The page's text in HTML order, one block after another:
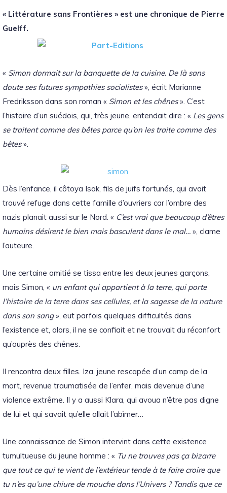
« Littérature sans Frontières » est une chronique de Pierre
Guelff.
« Simon dormait sur la banquette de la cuisine. De là sans
doute ses futures sympathies socialistes», écrit Marianne
Fredriksson dans son roman « Simon et les chênes». C’est
l’histoire d’un suédois, qui, très jeune, entendait dire : « Les gens
se traitent comme des bêtes parce qu’on les traite comme des
bêtes».
Dès l’enfance, il côtoya Isak, fils de juifs fortunés, qui avait
trouvé refuge dans cette famille d’ouvriers car l’ombre des
nazis planait aussi sur le Nord. « C’est vrai que beaucoup d’êtres
humains désirent le bien mais basculent dans le mal… », clame
l’auteure.
Une certaine amitié se tissa entre les deux jeunes garçons,
mais Simon, « un enfant qui appartient à la terre, qui porte
l’histoire de la terre dans ses cellules, et la sagesse de la nature
dans son sang», eut parfois quelques difficultés dans
l’existence et, alors, il ne se confiait et ne trouvait du réconfort
qu’auprès des chênes.
Il rencontra deux filles. Iza, jeune rescapée d’un camp de la
mort, revenue traumatisée de l’enfer, mais devenue d’une
violence extrême. Il y a aussi Klara, qui avoua n’être pas digne
de lui et qui savait qu’elle allait l’abîmer…
Une connaissance de Simon intervint dans cette existence
tumultueuse du jeune homme : « Tu ne trouves pas ça bizarre
que tout ce qui te vient de l’extérieur tende à te faire croire que
tu n’es qu’une chiure de mouche dans l’Univers ? Tandis que ce